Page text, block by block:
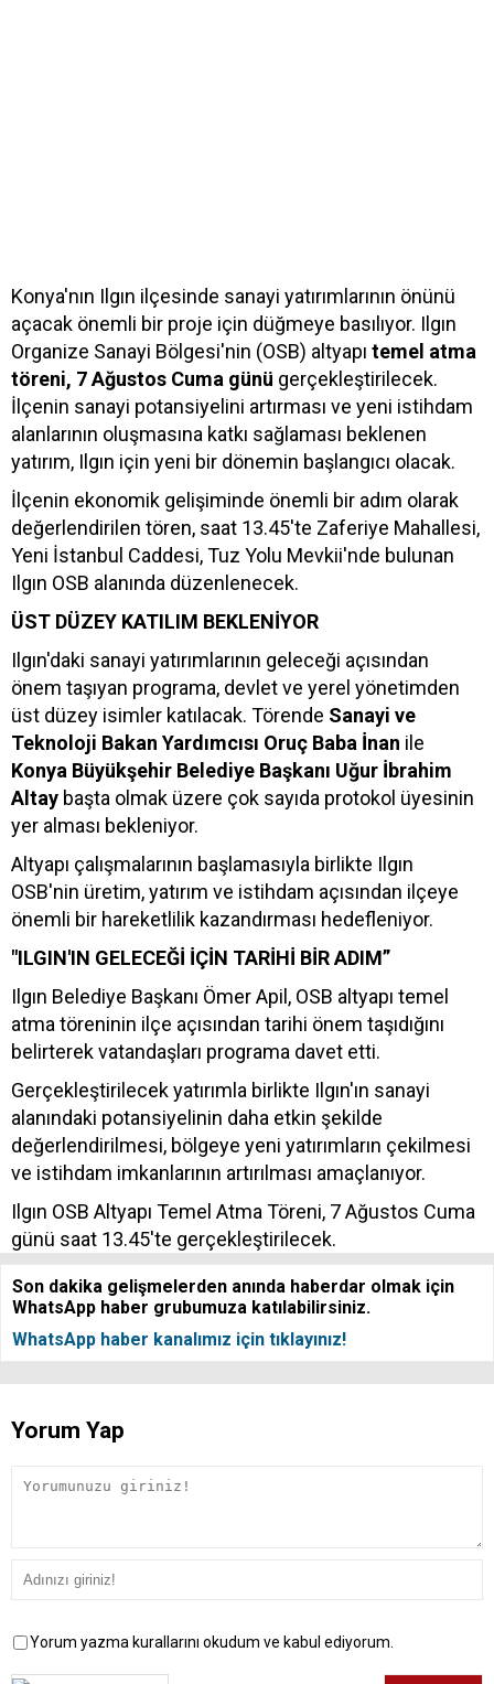
Konya'nın Ilgın ilçesinde sanayi yatırımlarının önünü
açacak önemli bir proje için düğmeye basılıyor. Ilgın
Organize Sanayi Bölgesi'nin (OSB) altyapı temel atma
töreni, 7 Ağustos Cuma günü gerçekleştirilecek.
İlçenin sanayi potansiyelini artırması ve yeni istihdam
alanlarının oluşmasına katkı sağlaması beklenen
yatırım, Ilgın için yeni bir dönemin başlangıcı olacak.
İlçenin ekonomik gelişiminde önemli bir adım olarak
değerlendirilen tören, saat 13.45'te Zaferiye Mahallesi,
Yeni İstanbul Caddesi, Tuz Yolu Mevkii'nde bulunan
Ilgın OSB alanında düzenlenecek.
ÜST DÜZEY KATILIM BEKLENİYOR
Ilgın'daki sanayi yatırımlarının geleceği açısından
önem taşıyan programa, devlet ve yerel yönetimden
üst düzey isimler katılacak. Törende Sanayi ve
Teknoloji Bakan Yardımcısı Oruç Baba İnan ile
Konya Büyükşehir Belediye Başkanı Uğur İbrahim
Altay başta olmak üzere çok sayıda protokol üyesinin
yer alması bekleniyor.
Altyapı çalışmalarının başlamasıyla birlikte Ilgın
OSB'nin üretim, yatırım ve istihdam açısından ilçeye
önemli bir hareketlilik kazandırması hedefleniyor.
"ILGIN'IN GELECEĞİ İÇİN TARİHİ BİR ADIM”
Ilgın Belediye Başkanı Ömer Apil, OSB altyapı temel
atma töreninin ilçe açısından tarihi önem taşıdığını
belirterek vatandaşları programa davet etti.
Gerçekleştirilecek yatırımla birlikte Ilgın'ın sanayi
alanındaki potansiyelinin daha etkin şekilde
değerlendirilmesi, bölgeye yeni yatırımların çekilmesi
ve istihdam imkanlarının artırılması amaçlanıyor.
Ilgın OSB Altyapı Temel Atma Töreni, 7 Ağustos Cuma
günü saat 13.45'te gerçekleştirilecek.
Son dakika gelişmelerden anında haberdar olmak için
WhatsApp haber grubumuza katılabilirsiniz.
WhatsApp haber kanalımız için tıklayınız!
Yorum Yap
Yorum yazma kurallarını okudum ve kabul ediyorum.